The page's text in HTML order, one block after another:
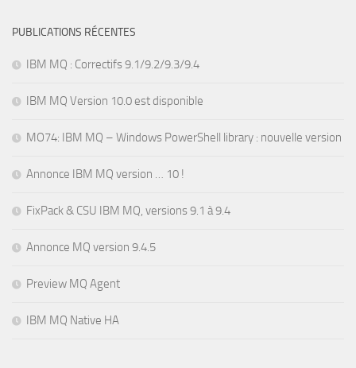
PUBLICATIONS RÉCENTES
IBM MQ : Correctifs 9.1/9.2/9.3/9.4
IBM MQ Version 10.0 est disponible
MO74: IBM MQ – Windows PowerShell library : nouvelle version
Annonce IBM MQ version … 10 !
FixPack & CSU IBM MQ, versions 9.1 à 9.4
Annonce MQ version 9.4.5
Preview MQ Agent
IBM MQ Native HA